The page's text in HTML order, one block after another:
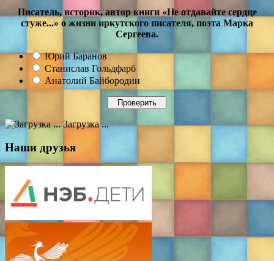
Писатель, историк, автор книги «Не отдавайте сердце
стуже...» о жизни иркутского писателя, поэта Марка
Сергеева.
Юрий Баранов
Станислав Гольдфарб
Анатолий Байбородин
Загрузка ...
Наши друзья